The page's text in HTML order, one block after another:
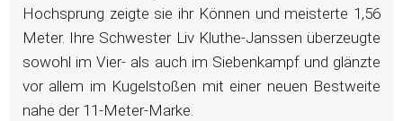
Hochsprung zeigte sie ihr Können und meisterte 1,56
Meter. Ihre Schwester Liv Kluthe-Janssen überzeugte
sowohl im Vier- als auch im Siebenkampf und glänzte
vor allem im Kugelstoßen mit einer neuen Bestweite
nahe der 11-Meter-Marke.